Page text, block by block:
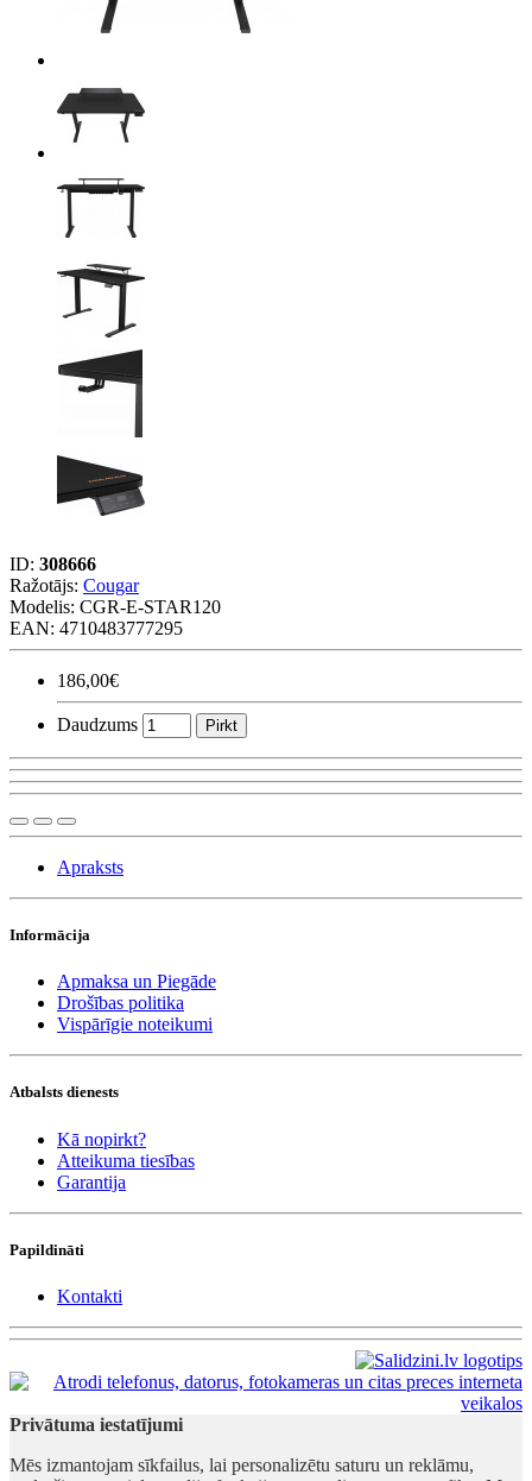
ID: 308666
Ražotājs: Cougar
Modelis: CGR-E-STAR120
EAN: 4710483777295
186,00€
Daudzums Pirkt
Apraksts
Informācija
Apmaksa un Piegāde
Drošības politika
Vispārīgie noteikumi
Atbalsts dienests
Kā nopirkt?
Atteikuma tiesības
Garantija
Papildināti
Kontakti
Privātuma iestatījumi
Mēs izmantojam sīkfailus, lai personalizētu saturu un reklāmu,